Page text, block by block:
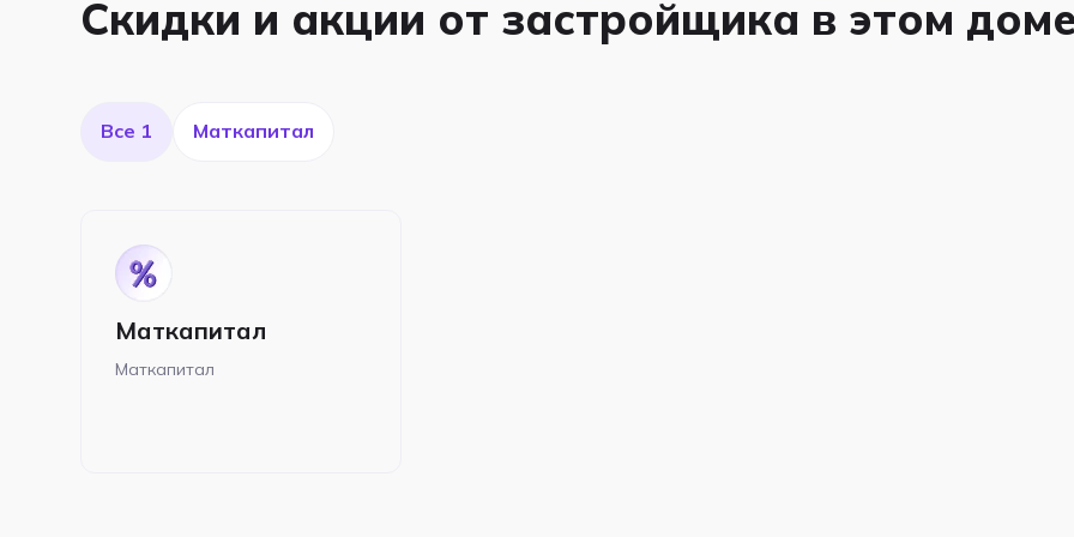
Скидки и акции от застройщика в этом
Все 1 Маткапитал
Маткапитал
Маткапитал